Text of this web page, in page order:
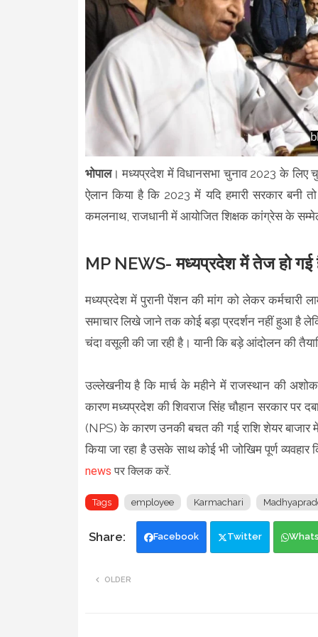
भोपाल। मध्यप्रदेश में विधानसभा चुनाव 2023 के लिए
ऐलान किया है कि 2023 में यदि हमारी सरकार बनी
कमलनाथ, राजधानी में आयोजित शिक्षक कांग्रेस के
MP NEWS- मध्यप्रदेश में तेज हो गई
मध्यप्रदेश में पुरानी पेंशन की मांग को लेकर कर्मचारी
समाचार लिखे जाने तक कोई बड़ा प्रदर्शन नहीं हुआ है
चंदा वसूली की जा रही है। यानी कि बड़े आंदोलन की
उल्लेखनीय है कि मार्च के महीने में राजस्थान की
कारण मध्यप्रदेश की शिवराज सिंह चौहान सरकार पर
(NPS) के कारण उनकी बचत की गई राशि शेयर बाजार
किया जा रहा है उसके साथ कोई भी जोखिम पूर्ण व्यवहार
news पर क्लिक करें.
Tags employee Karmachari
Facebook Twitter
OLDER